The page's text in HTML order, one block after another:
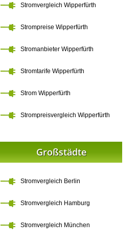
Stromvergleich Wipperfürth
Strompreise Wipperfürth
Stromanbieter Wipperfürth
Stromtarife Wipperfürth
Strom Wipperfürth
Strompreisvergleich Wipperfürth
Großstädte
Stromvergleich Berlin
Stromvergleich Hamburg
Stromvergleich München